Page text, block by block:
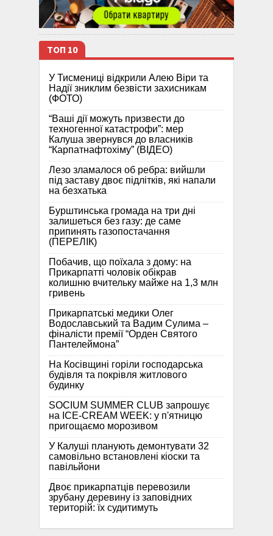
ТОП 10
У Тисмениці відкрили Алею Віри та
Надії зниклим безвісти захисникам
(ФОТО)
“Ваші дії можуть призвести до
техногенної катастрофи”: мер
Калуша звернувся до власників
“Карпатнафтохіму” (ВІДЕО)
Лезо зламалося об ребра: вийшли
під заставу двоє підлітків, які напали
на безхатька
Бурштинська громада на три дні
залишеться без газу: де саме
припинять газопостачання
(ПЕРЕЛІК)
Побачив, що поїхала з дому: на
Прикарпатті чоловік обікрав
колишню вчительку майже на 1,3 млн
гривень
Прикарпатські медики Олег
Водославський та Вадим Сулима –
фіналісти премії “Орден Святого
Пантелеймона”
На Косівщині горіли господарська
будівля та покрівля житлового
будинку
SOCIUM SUMMER CLUB запрошує
на ICE-CREAM WEEK: у п'ятницю
пригощаємо морозивом
У Калуші планують демонтувати 32
самовільно встановлені кіоски та
павільйони
Двоє прикарпатців перевозили
зрубану деревину із заповідних
територій: їх судитимуть